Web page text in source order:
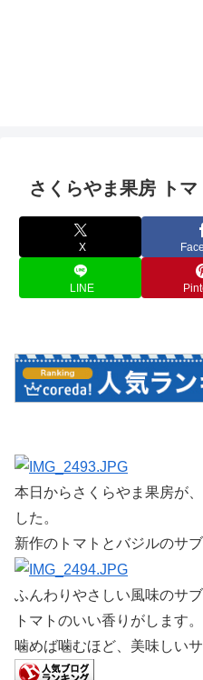
さくらやま果房 ト
X
LINE
本日からさくらやま果房が
した。
新作のトマトとバジルのサ
ふんわりやさしい風味のサブ
トマトのいい香りがします。
噛めば噛むほど、美味しいサ